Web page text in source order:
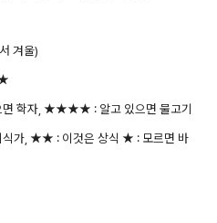
겨울)
학자, ★★★★ : 알고 있으면 물고기
가, ★★ : 이것은 상식 ★ : 모르면 바